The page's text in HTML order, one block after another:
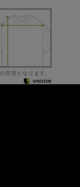
目安となります。